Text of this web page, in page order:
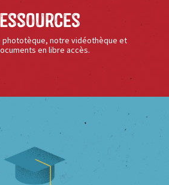
phototèque, notre vidéothèque et
en libre accès.